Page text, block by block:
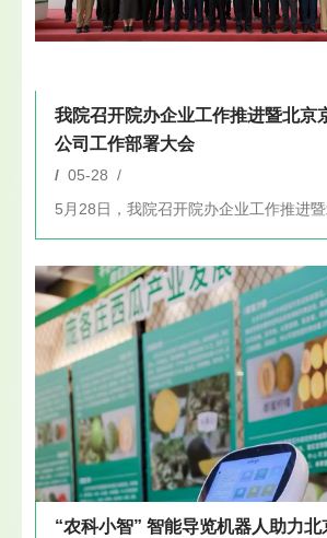
我院召开院办企业工作推进暨北京
公司工作部署大会
/ 05-28 /
“农科小智” 智能导览机器人助力